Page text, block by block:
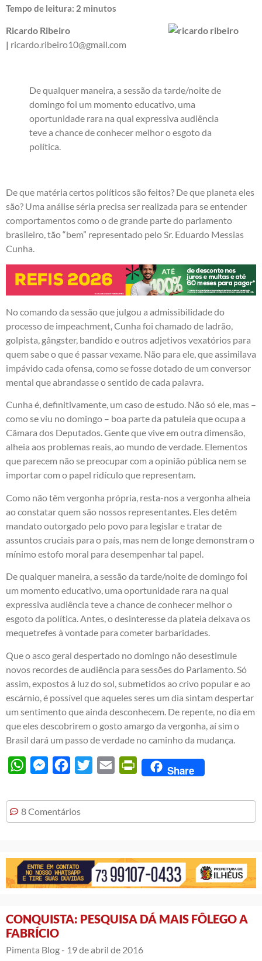
Tempo de leitura: 2 minutos
Ricardo Ribeiro
| ricardo.ribeiro10@gmail.com
De qualquer maneira, a sessão da tarde/noite de
domingo foi um momento educativo, uma
oportunidade rara na qual expressiva audiência
teve a chance de conhecer melhor o esgoto da
política.
De que matéria certos políticos são feitos? De que planeta eles
são? Uma análise séria precisa ser realizada para se entender
comportamentos como o de grande parte do parlamento
brasileiro, tão “bem” representado pelo Sr. Eduardo Messias
Cunha.
No comando da sessão que julgou a admissibilidade do
processo de impeachment, Cunha foi chamado de ladrão,
golpista, gângster, bandido e outros adjetivos vexatórios para
quem sabe o que é passar vexame. Não para ele, que assimilava
impávido cada ofensa, como se fosse dotado de um conversor
mental que abrandasse o sentido de cada palavra.
Cunha é, definitivamente, um caso de estudo. Não só ele, mas –
como se viu no domingo – boa parte da patuleia que ocupa a
Câmara dos Deputados. Gente que vive em outra dimensão,
alheia aos problemas reais, ao mundo de verdade. Elementos
que parecem não se preocupar com a opinião pública nem se
importar com o papel ridículo que representam.
Como não têm vergonha própria, resta-nos a vergonha alheia
ao constatar quem são nossos representantes. Eles detêm
mandato outorgado pelo povo para legislar e tratar de
assuntos cruciais para o país, mas nem de longe demonstram o
mínimo estofo moral para desempenhar tal papel.
De qualquer maneira, a sessão da tarde/noite de domingo foi
um momento educativo, uma oportunidade rara na qual
expressiva audiência teve a chance de conhecer melhor o
esgoto da política. Antes, o desinteresse da plateia deixava os
mequetrefes à vontade para cometer barbaridades.
Que o asco geral despertado no domingo não desestimule
novos recordes de audiência para sessões do Parlamento. Só
assim, expostos à luz do sol, submetidos ao crivo popular e ao
escárnio, é possível que aqueles seres um dia sintam despertar
um sentimento que ainda desconhecem. De repente, no dia em
que eles descobrirem o gosto amargo da vergonha, aí sim o
Brasil dará um passo de verdade no caminho da mudança.
WhatsAppMessengerFacebook
Twitter Email PrintFriendly
Share
8 Comentários
CONQUISTA: PESQUISA DÁ MAIS FÔLEGO A
FABRÍCIO
Pimenta Blog - 19 de abril de 2016